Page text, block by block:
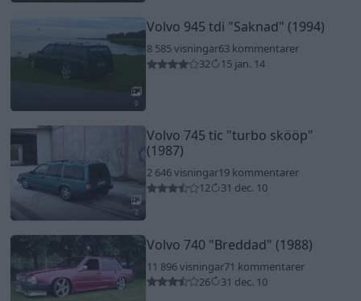
9
Volvo 945 tdi "Saknad" (1994)
8 585 visningar63 kommentarer
32
15 jan. 14
2
Volvo 745 tic "turbo skööp"
(1987)
2 646 visningar19 kommentarer
12
31 dec. 10
Volvo 740 "Breddad" (1988)
11 896 visningar71 kommentarer
26
31 dec. 10